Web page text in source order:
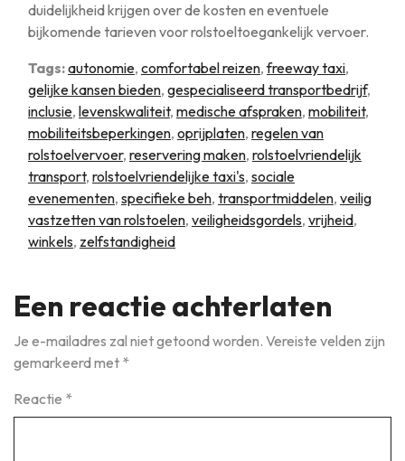
duidelijkheid krijgen over de kosten en eventuele
bijkomende tarieven voor rolstoeltoegankelijk vervoer.
Tags:autonomie, comfortabel reizen,freeway taxi,
gelijke kansen bieden, gespecialiseerd transportbedrijf,
inclusie, levenskwaliteit, medische afspraken, mobiliteit,
mobiliteitsbeperkingen, oprijplaten, regelen van
rolstoelvervoer, reservering maken, rolstoelvriendelijk
transport, rolstoelvriendelijke taxi's, sociale
evenementen, specifieke beh, transportmiddelen, veilig
vastzetten van rolstoelen, veiligheidsgordels, vrijheid,
winkels, zelfstandigheid
Een reactie achterlaten
Je e-mailadres zal niet getoond worden. Vereiste velden zijn
gemarkeerd met *
Reactie *